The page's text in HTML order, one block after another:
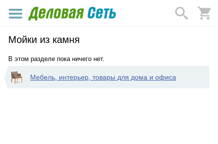
Мойки из камня
В этом разделе пока ничего нет.
Мебель, интерьер, товары для дома и офиса